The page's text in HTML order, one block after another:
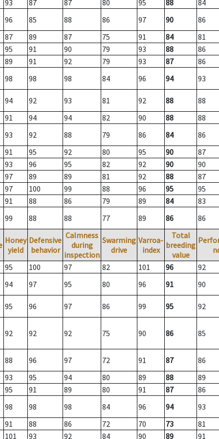
93 87 87 80 95 88
84
96
85 88 86 97 90
86
87
89 87 75 91 84
81
95
91 90 79 93 88
86
89
91 92 79 93 87
86
98
98 98 84 96 94 93
94 92 93 81 92 88
88
91
94 94 82 90 88
88
93
92 88 79 86 84
86
91
95 92 80 95 90
87
93
96 95 82 92 90
90
97
89 89 81 92 88
87
97
100 99 88 96 95
95
91
88 86 79 89 84
83
99
88 88 77 89 86 86
Honey
yield
Defensive
behavior
Calmness
during
inspection
Swarming
drive
Varroa-
index
Total
breeding
value
95
100 97 82 101 96
92
94
97 95 80 96 91 90
95 96 97 86 99 95 92
92 92 92 75 90 86 85
88 96 97 72 91 87
86
93
95 94 80 89 88
89
95
91 89 80 91 87
86
98
98 98 84 96 94
93
91
88 86 72 70 73
81
101
93 92 84 90 89 91